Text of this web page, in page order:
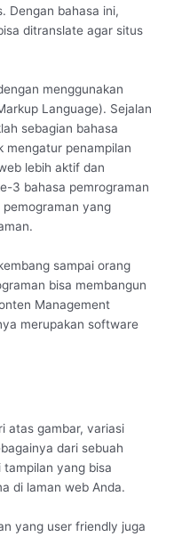
Dengan bahasa ini,
ditranslate agar situs
menggunakan
Language). Sejalan
sebagian bahasa
mengatur penampilan
lebih aktif dan
3 bahasa pemrograman
yang
sampai orang
bisa membangun
Management
merupakan software
atas gambar, variasi
dari sebuah
yang bisa
di laman web Anda.
yang user friendly juga